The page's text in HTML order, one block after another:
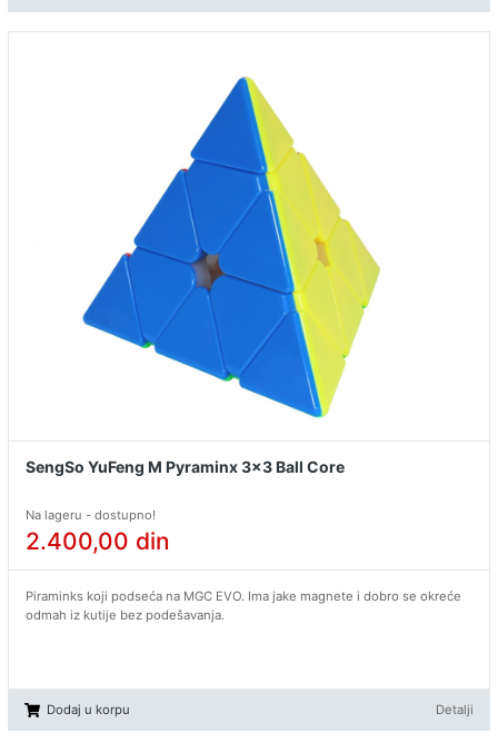
SengSo YuFeng M Pyraminx 3x3 Ball Core
Na lageru - dostupno!
2.400,00 din
Piraminks koji podseća na MGC EVO. Ima jake magnete i dobro se okreće
odmah iz kutije bez podešavanja.
Dodaj u korpu Detalji